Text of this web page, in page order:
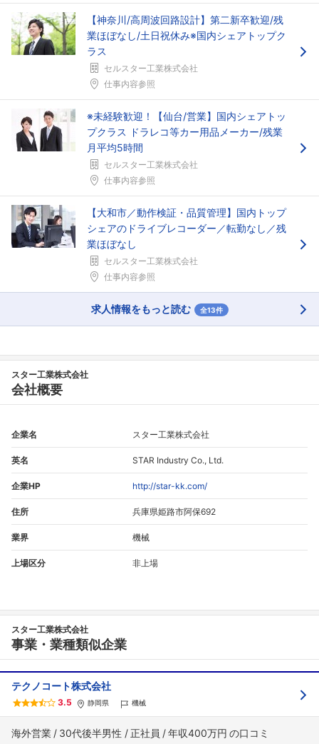
フォローしました
こちらの企業もフォローしませんか？
【神奈川/高周波回路設計】第二新卒歓迎/残
業ほぼなし/土日祝休み※国内シェアトップク
ラス
セルスター工業株式会社
仕事内容参照
※未経験歓迎！【仙台/営業】国内シェアトッ
プクラス ドラレコ等カー用品メーカー/残業
月平均5時間
セルスター工業株式会社
仕事内容参照
【大和市／動作検証・品質管理】国内トップ
シェアのドライブレコーダー／転勤なし／残
業ほぼなし
セルスター工業株式会社
仕事内容参照
求人情報をもっと読む 全13件
スター工業株式会社
会社概要
企業名 スター工業株式会社
英名 STAR Industry Co., Ltd.
企業HP http://star-kk.com/
住所 兵庫県姫路市阿保692
業界 機械
上場区分 非上場
スター工業株式会社
事業・業種類似企業
テクノコート株式会社
3.5 静岡県 機械
海外営業 30代後半男性 正社員 年収400万円